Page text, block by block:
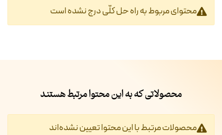
محتوای مربوط به راه حل کلّی درج نشده است
محصولاتی که به این محتوا مرتبط هستند
محصولات مرتبط با این محتوا تعیین نشده‌اند